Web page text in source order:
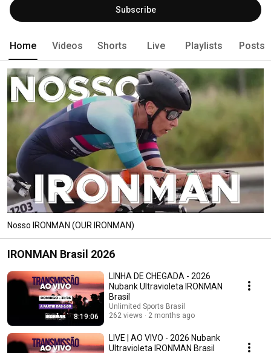
Subscribe
Home Videos Shorts Live Playlists Posts
Nosso IRONMAN (OUR IRONMAN)
IRONMAN Brasil 2026
8:19:06
LINHA DE CHEGADA - 2026
Nubank Ultravioleta IRONMAN
Brasil
Unlimited Sports Brasil
262 views
2 months ago
LIVE | AO VIVO - 2026 Nubank
Ultravioleta IRONMAN Brasil